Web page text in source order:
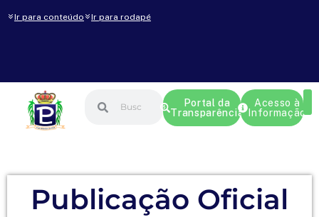
Ir para conteúdo Ir para rodapé
Portal da
Transparência
Acesso à
Informação
Publicação Oficial